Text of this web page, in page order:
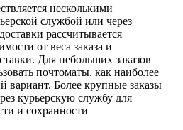
несколькими
службой или через
рассчитывается
от веса заказа и
Для небольших заказов
почтоматы, как наиболее
Более крупные заказы
курьерскую службу для
и сохранности